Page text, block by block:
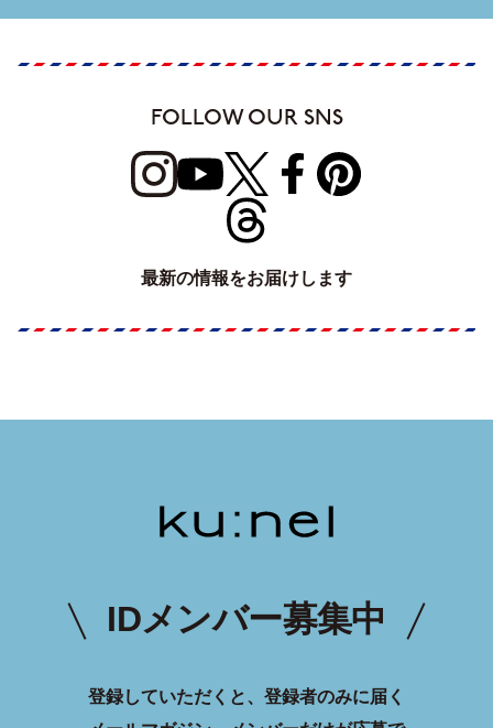
FOLLOW OUR SNS
最新の情報をお届けします
IDメンバー募集中
登録していただくと、登録者のみに届く